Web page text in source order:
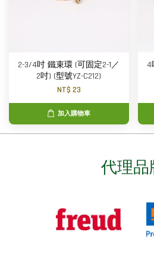
2-3/4吋 鐵束環 (可固定2-1／
2吋) (型號YZ-C212)
NT$ 23
加入購物車
4
代理品